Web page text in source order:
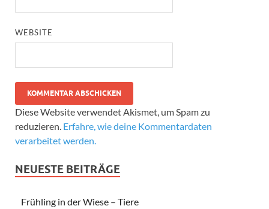
WEBSITE
Diese Website verwendet Akismet, um Spam zu
reduzieren. Erfahre, wie deine Kommentardaten
verarbeitet werden.
NEUESTE BEITRÄGE
Frühling in der Wiese – Tiere